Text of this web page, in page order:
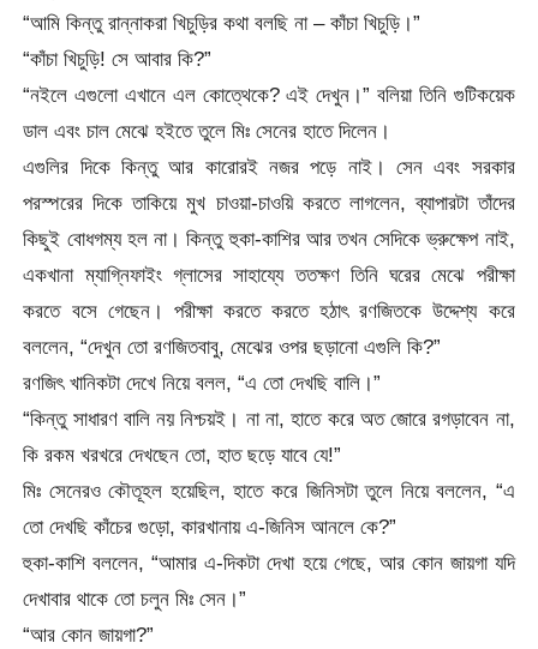
“আমি কিন্তু রান্নাকরা খিচুড়ির কথা বলছি না – কাঁচা খিচুড়ি।”
“কাঁচা খিচুড়ি! সে আবার কি?”
“নইলে এগুলো এখানে এল কোত্থেকে? এই দেখুন।” বলিয়া তিনি গুটিকয়েক
ডাল এবং চাল মেঝে হইতে তুলে মিঃ সেনের হাতে দিলেন।
এগুলির দিকে কিন্তু আর কারোরই নজর পড়ে নাই। সেন এবং সরকার
পরস্পরের দিকে তাকিয়ে মুখ চাওয়া-চাওয়ি করতে লাগলেন, ব্যাপারটা তাঁদের
কিছুই বোধগম্য হল না। কিন্তু হুকা-কাশির আর তখন সেদিকে ভ্রুক্ষেপ নাই,
একখানা ম্যাগ্নিফাইং গ্লাসের সাহায্যে ততক্ষণ তিনি ঘরের মেঝে পরীক্ষা
করতে বসে গেছেন। পরীক্ষা করতে করতে হঠাৎ রণজিতকে উদ্দেশ্য করে
বললেন, “দেখুন তো রণজিতবাবু, মেঝের ওপর ছড়ানো এগুলি কি?”
রণজিৎ খানিকটা দেখে নিয়ে বলল, “এ তো দেখছি বালি।”
“কিন্তু সাধারণ বালি নয় নিশ্চয়ই। না না, হাতে করে অত জোরে রগড়াবেন না,
কি রকম খরখরে দেখছেন তো, হাত ছড়ে যাবে যে!”
মিঃ সেনেরও কৌতূহল হয়েছিল, হাতে করে জিনিসটা তুলে নিয়ে বললেন, “এ
তো দেখছি কাঁচের গুড়ো, কারখানায় এ-জিনিস আনলে কে?”
হুকা-কাশি বললেন, “আমার এ-দিকটা দেখা হয়ে গেছে, আর কোন জায়গা যদি
দেখাবার থাকে তো চলুন মিঃ সেন।”
“আর কোন জায়গা?”